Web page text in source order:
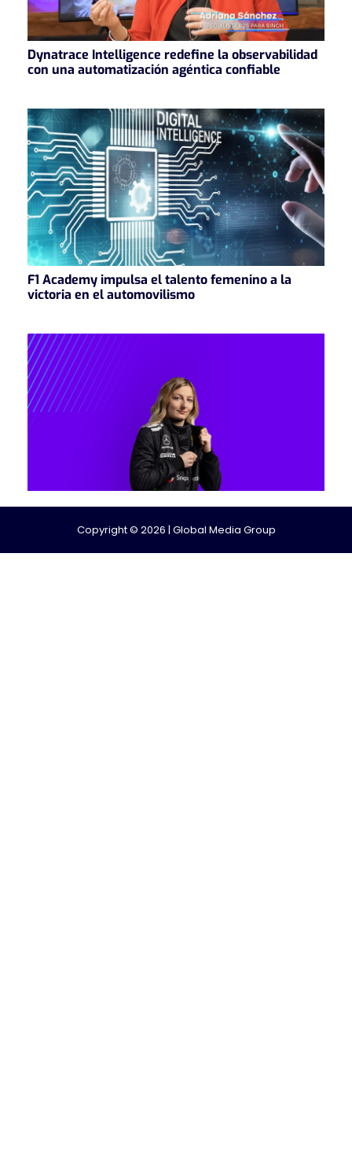
Dynatrace Intelligence redefine la observabilidad
con una automatización agéntica confiable
F1 Academy impulsa el talento femenino a la
victoria en el automovilismo